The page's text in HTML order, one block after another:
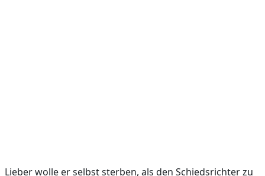
Lieber wolle er selbst sterben, als den Schiedsrichter zu